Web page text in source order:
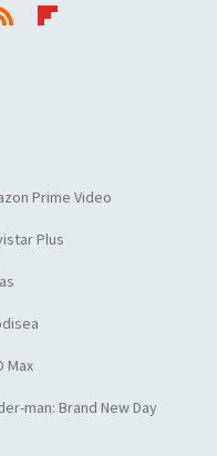
Prime Video
Plus
Max
man: Brand New Day